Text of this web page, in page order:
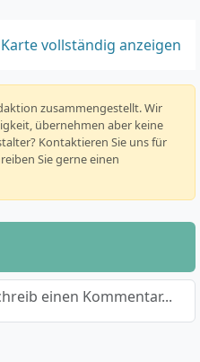
Karte vollständig anzeigen
zusammengestellt. Wir
übernehmen aber keine
Kontaktieren Sie uns für
Sie gerne einen
einen Kommentar...